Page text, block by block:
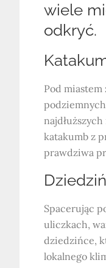
wiele
odkryć.
Pod miastem
katakumb z
prawdziwa
Spacerując
uliczkach,
dziedzińce,
lokalnego